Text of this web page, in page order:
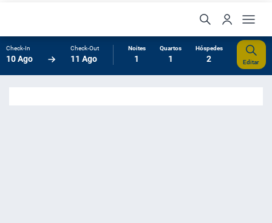
Check-In
10 Ago
Check-Out
11 Ago
Noites
1
Quartos
1
Hóspedes
2 Editar